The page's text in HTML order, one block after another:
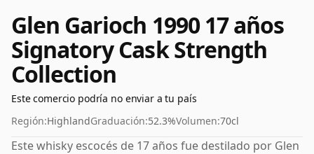
Glen Garioch 1990 17 años
Signatory Cask Strength
Collection
Este comercio podría no enviar a tu país
Región:HighlandGraduación:52.3%Volumen:70cl
Este whisky escocés de 17 años fue destilado por Glen